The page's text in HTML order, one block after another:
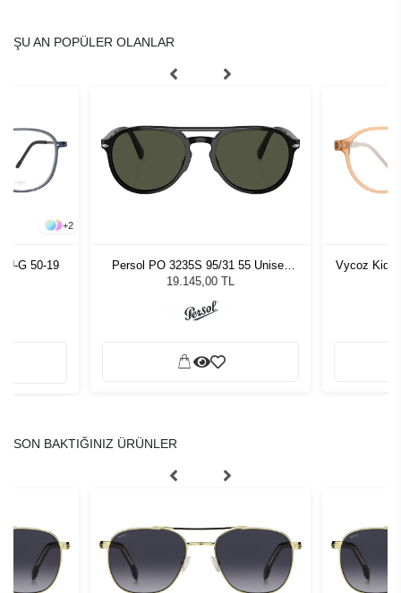
ŞU AN POPÜLER OLANLAR
+2
G 50-19
Persol PO 3235S 95/31 55 Unisex
Güneş Gözlüğü
19.145,00 TL
Vycoz Kids
SON BAKTIĞINIZ ÜRÜNLER